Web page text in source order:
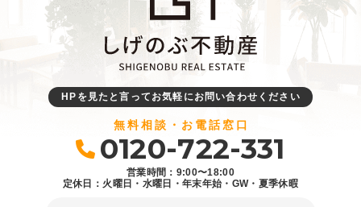
HPを見たと言ってお気軽にお問い合わせください
無料相談・お電話窓口
0120-722-331
営業時間：9:00〜18:00
定休日：火曜日・水曜日・年末年始・GW・夏季休暇